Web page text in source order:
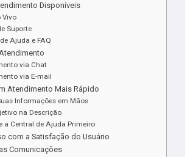
Disponíveis
Vivo
Suporte
Ajuda e FAQ
via Chat
via E-mail
Atendimento Mais Rápido
Informações em Mãos
na Descrição
a Central de Ajuda Primeiro
com a Satisfação do Usuário
Comunicações